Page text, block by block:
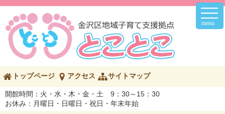
メ
メ
の
ペ
ー
ジ
トップページ アクセス サイトマップ
開館時間：火・水・木・金・土 9：30～15：30
お休み：月曜日・日曜日・祝日・年末年始